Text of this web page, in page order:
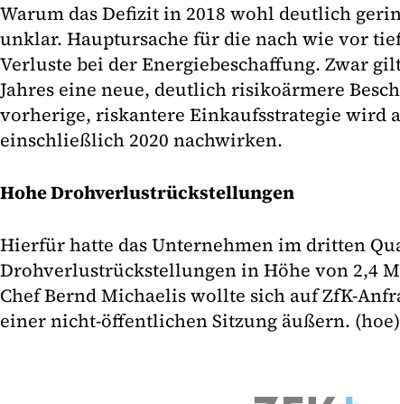
Warum das Defizit in 2018 wohl deutlich
unklar. Hauptursache für die nach wie vor
Verluste bei der Energiebeschaffung. Zwar
Jahres eine neue, deutlich risikoärmere
vorherige, riskantere Einkaufsstrategie wird
einschließlich 2020 nachwirken.
Hohe Drohverlustrückstellungen
Hierfür hatte das Unternehmen im dritten
Drohverlustrückstellungen in Höhe von 2,4
Chef Bernd Michaelis wollte sich auf ZfK-
einer nicht-öffentlichen Sitzung äußern. (hoe)